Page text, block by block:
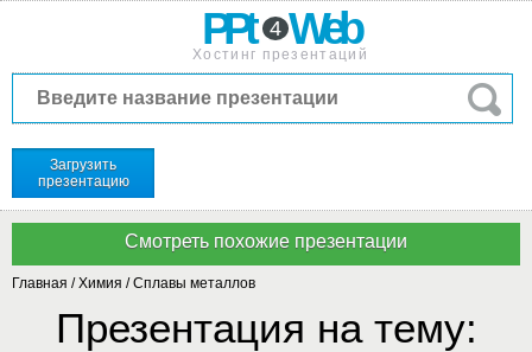
PPt 4 Web
Хостинг презентаций
Загрузить
презентацию
Главная /Химия /Сплавы металлов
Презентация на тему: